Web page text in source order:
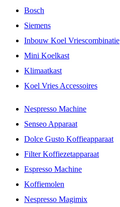
Bosch
Siemens
Inbouw Koel Vriescombinatie
Mini Koelkast
Klimaatkast
Koel Vries Accessoires
Nespresso Machine
Senseo Apparaat
Dolce Gusto Koffieapparaat
Filter Koffiezetapparaat
Espresso Machine
Koffiemolen
Nespresso Magimix